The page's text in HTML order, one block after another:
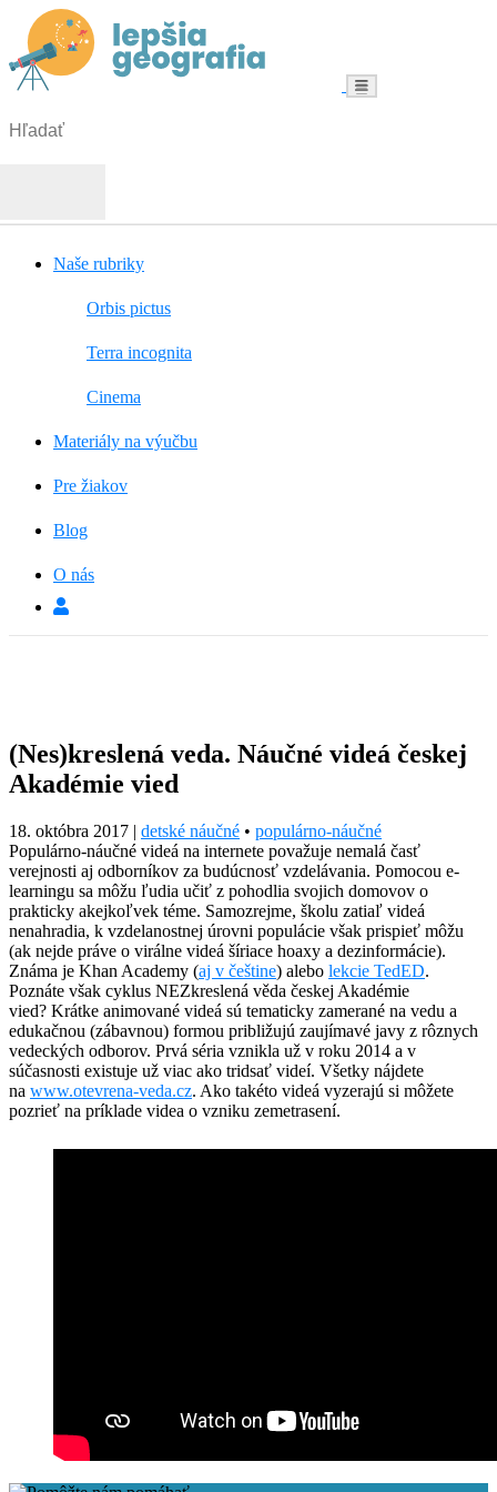
Menu
Naše rubriky
Orbis pictus
Terra incognita
Cinema
Materiály na výučbu
Pre žiakov
Blog
O nás
(Nes)kreslená veda. Náučné videá českej
Akadémie vied
18. októbra 2017 | detské náučné • populárno-náučné
Populárno-náučné videá na internete považuje nemalá časť
verejnosti aj odborníkov za budúcnosť vzdelávania. Pomocou e-
learningu sa môžu ľudia učiť z pohodlia svojich domovov o
prakticky akejkoľvek téme. Samozrejme, školu zatiaľ videá
nenahradia, k vzdelanostnej úrovni populácie však prispieť môžu
(ak nejde práve o virálne videá šíriace hoaxy a dezinformácie).
Známa je Khan Academy (aj v češtine) alebo lekcie TedED.
Poznáte však cyklus NEZkreslená věda českej Akadémie
vied? Krátke animované videá sú tematicky zamerané na vedu a
edukačnou (zábavnou) formou približujú zaujímavé javy z rôznych
vedeckých odborov. Prvá séria vznikla už v roku 2014 a v
súčasnosti existuje už viac ako tridsať videí. Všetky nájdete
na www.otevrena-veda.cz. Ako takéto videá vyzerajú si môžete
pozrieť na príklade videa o vzniku zemetrasení.